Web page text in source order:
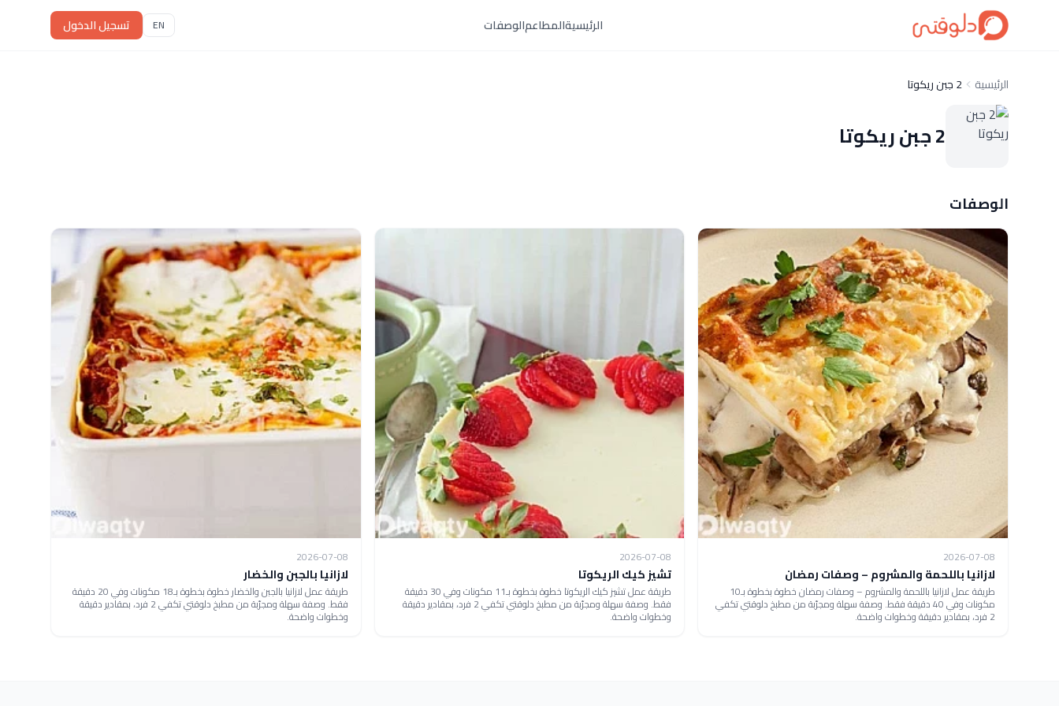
الرئيسيةالمطاعمالوصفات EN تسجيل الدخول
الرئيسية 2 جبن ريكوتا
2 جبن ريكوتا
الوصفات
2026-07-08
لازانيا باللحمة والمشروم – وصفات رمضان
طريقة عمل لازانيا باللحمة والمشروم – وصفات رمضان خطوة بخطوة بـ10
مكونات وفي 40 دقيقة فقط. وصفة سهلة ومجرّبة من مطبخ دلوقتي تكفي
2 فرد، بمقادير دقيقة وخطوات واضحة.
2026-07-08
تشيز كيك الريكوتا
طريقة عمل تشيز كيك الريكوتا خطوة بخطوة بـ11 مكونات وفي 30 دقيقة
فقط. وصفة سهلة ومجرّبة من مطبخ دلوقتي تكفي 2 فرد، بمقادير دقيقة
وخطوات واضحة.
2026-07-08
لازانيا بالجبن والخضار
طريقة عمل لازانيا بالجبن والخضار خطوة بخطوة بـ18 مكونات وفي 20 دقيقة
فقط. وصفة سهلة ومجرّبة من مطبخ دلوقتي تكفي 2 فرد، بمقادير دقيقة
وخطوات واضحة.